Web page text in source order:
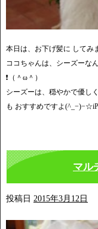
本日は、お下げ髪に してみ
ココちゃんは、シーズーな
❗️（＾ω＾）
シーズーは、穏やかで優し
も おすすめですよ
マル
投稿日 2015年3月12日